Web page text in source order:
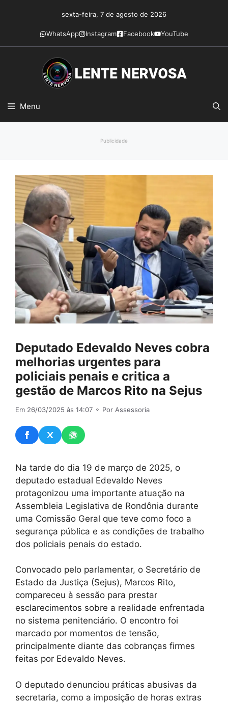
conteúdo
sexta-feira, 7 de agosto de 2026
WhatsApp Instagram Facebook YouTube
Menu
Publicidade
Deputado Edevaldo Neves cobra
melhorias urgentes para
policiais penais e critica a
gestão de Marcos Rito na Sejus
Em 26/03/2025 às 14:07 ⚬ Por Assessoria
Na tarde do dia 19 de março de 2025, o
deputado estadual Edevaldo Neves
protagonizou uma importante atuação na
Assembleia Legislativa de Rondônia durante
uma Comissão Geral que teve como foco a
segurança pública e as condições de trabalho
dos policiais penais do estado.
Convocado pelo parlamentar, o Secretário de
Estado da Justiça (Sejus), Marcos Rito,
compareceu à sessão para prestar
esclarecimentos sobre a realidade enfrentada
no sistema penitenciário. O encontro foi
marcado por momentos de tensão,
principalmente diante das cobranças firmes
feitas por Edevaldo Neves.
O deputado denunciou práticas abusivas da
secretaria, como a imposição de horas extras